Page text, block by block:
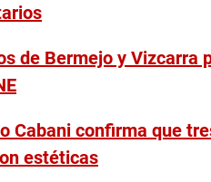
de Bermejo y Vizcarra
Cabani confirma que
estéticas